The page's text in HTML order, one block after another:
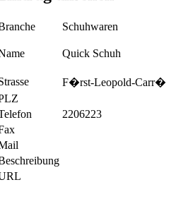
Schuhwaren
Quick Schuh
F�rst-Leopold-Carr�
2206223